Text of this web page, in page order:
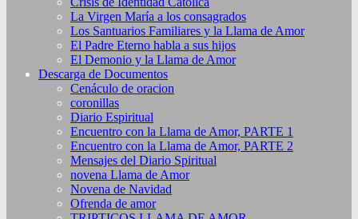
La Virgen María a los consagrados
Los Santuarios Familiares y la Llama de Amor
El Padre Eterno habla a sus hijos
El Demonio y la Llama de Amor
Descarga de Documentos
Cenáculo de oracion
coronillas
Diario Espiritual
Encuentro con la Llama de Amor, PARTE 1
Encuentro con la Llama de Amor, PARTE 2
Mensajes del Diario Spiritual
novena Llama de Amor
Novena de Navidad
Ofrenda de amor